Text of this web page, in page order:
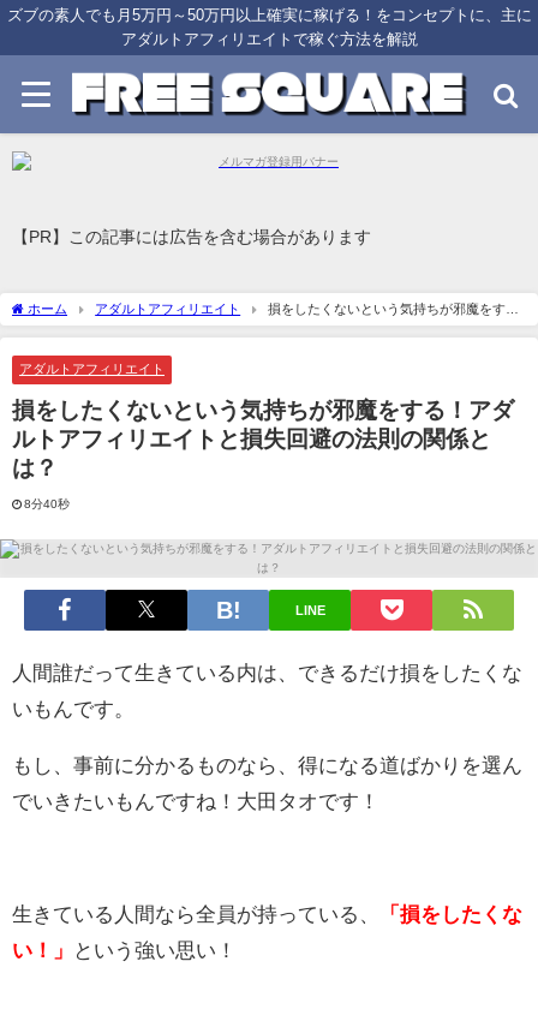
ズブの素人でも月5万円～50万円以上確実に稼げる！をコンセプトに、主に
アダルトアフィリエイトで稼ぐ方法を解説
【PR】この記事には広告を含む場合があります
ホーム アダルトアフィリエイト
損をしたくないという気持ちが邪魔をす
る！アダルトアフィリエイトと損失回避の法則の関係とは？
アダルトアフィリエイト
損をしたくないという気持ちが邪魔をする！アダ
ルトアフィリエイトと損失回避の法則の関係と
は？
8分40秒
LINE
人間誰だって生きている内は、できるだけ損をしたくな
いもんです。
もし、事前に分かるものなら、得になる道ばかりを選ん
でいきたいもんですね！大田タオです！
生きている人間なら全員が持っている、
「損をしたくな
い！」
という強い思い！